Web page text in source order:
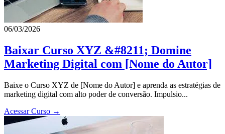
06/03/2026
Baixar Curso XYZ &#8211; Domine
Marketing Digital com [Nome do Autor]
Baixe o Curso XYZ de [Nome do Autor] e aprenda as estratégias de
marketing digital com alto poder de conversão. Impulsio...
Acessar Curso →